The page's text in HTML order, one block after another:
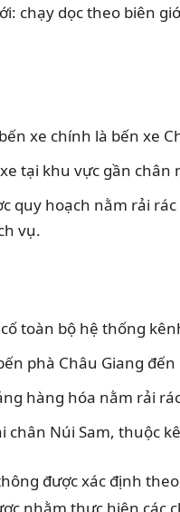
chạy dọc theo biên
xe chính là bến xe
tại khu vực gần
quy hoạch nằm rải
vụ.
toàn bộ hệ thống
phà Châu Giang
hàng hóa nằm rải
chân Núi Sam, thuộc
được xác định
nhằm thực hiện các